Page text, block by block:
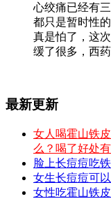
心绞痛已经有
都只是暂时性
真是怕了，这
缓了很多，西
最新更新
女人喝霍山铁
么？喝了好处
脸上长痘痘吃
女生长痘痘可
女性吃霍山铁